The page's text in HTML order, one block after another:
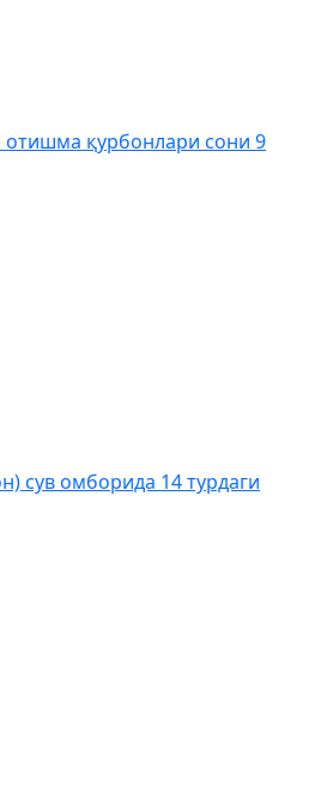
отишма қурбонлари сони 9
сув омборида 14 турдаги